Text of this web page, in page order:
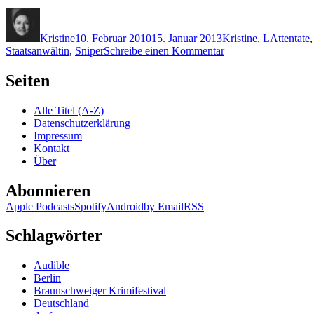
Kristine10. Februar 201015. Januar 2013Kristine, LAttentate,
Staatsanwältin, SniperSchreibe einen Kommentarzu
Seiten
Alle Titel (A-Z)
Datenschutzerklärung
Impressum
Kontakt
Über
Abonnieren
Apple PodcastsSpotifyAndroidby EmailRSS
Schlagwörter
Audible
Berlin
Braunschweiger Krimifestival
Deutschland